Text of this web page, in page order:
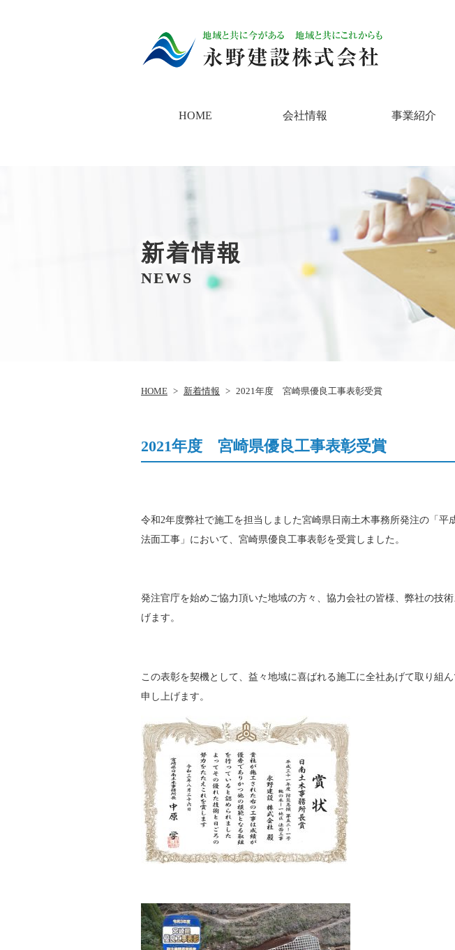
HOME 会社情報 事業紹介
新着情報
NEWS
HOME > 新着情報 > 2021年度 宮崎県優良工事表彰受賞
2021年度 宮崎県優良工事表彰受賞
令和2年度弊社で施工を担当しました宮崎県日南土木事務所発注の「平
法面工事」において、宮崎県優良工事表彰を受賞しました。
発注官庁を始めご協力頂いた地域の方々、協力会社の皆様、弊社の技
げます。
この表彰を契機として、益々地域に喜ばれる施工に全社あげて取り組
申し上げます。